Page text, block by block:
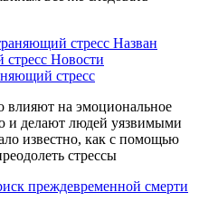
Назван
стресс Новости
стресс
влияют на эмоциональное
и делают людей уязвимыми
известно, как с помощью
стрессы